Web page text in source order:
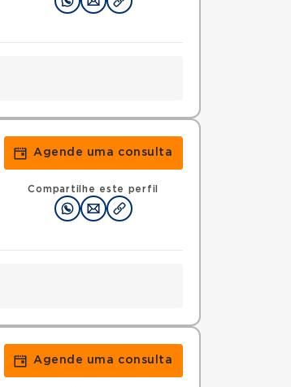
Agende uma consulta
Compartilhe este perfil
Agende uma consulta